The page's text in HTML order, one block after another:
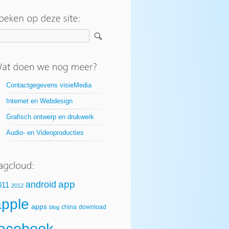
Contactgegevens visieMedia
Internet en Webdesign
Grafisch ontwerp en drukwerk
Audio- en Videoproducties
2012 android app
apps blog china download